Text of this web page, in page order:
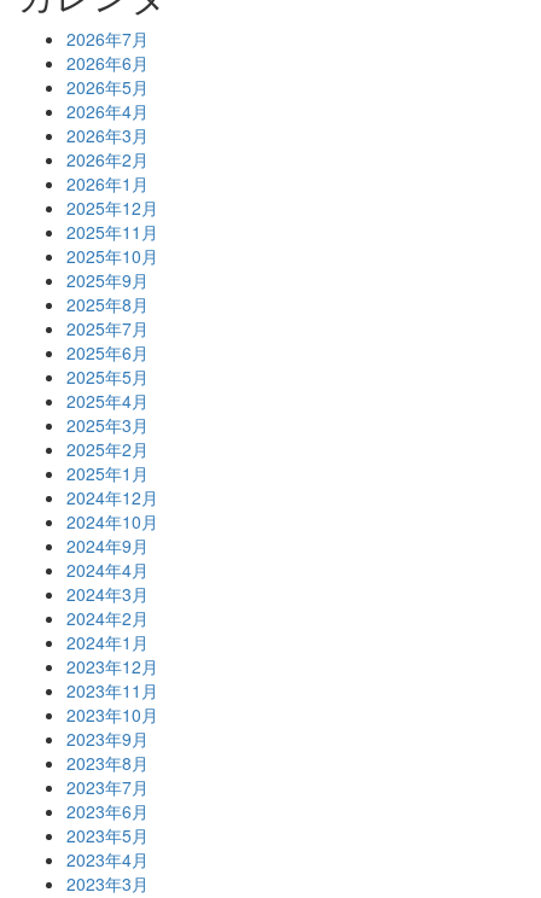
2026年7月
2026年6月
2026年5月
2026年4月
2026年3月
2026年2月
2026年1月
2025年12月
2025年11月
2025年10月
2025年9月
2025年8月
2025年7月
2025年6月
2025年5月
2025年4月
2025年3月
2025年2月
2025年1月
2024年12月
2024年10月
2024年9月
2024年4月
2024年3月
2024年2月
2024年1月
2023年12月
2023年11月
2023年10月
2023年9月
2023年8月
2023年7月
2023年6月
2023年5月
2023年4月
2023年3月